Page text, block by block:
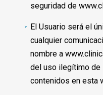
seguridad de
El Usuario será el
cualquier
nombre a
del uso ilegítimo
contenidos en esta